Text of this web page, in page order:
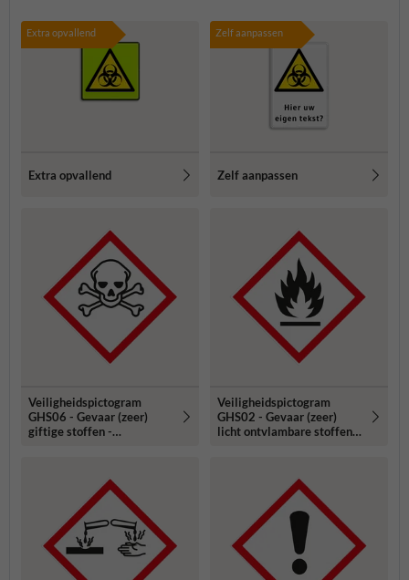
Extra opvallend
Extra opvallend
Zelf aanpassen
Zelf aanpassen
Veiligheidspictogram
GHS06 - Gevaar (zeer)
giftige stoffen -
Veiligheidspictogram
GHS02 - Gevaar (zeer)
licht ontvlambare stoffen -